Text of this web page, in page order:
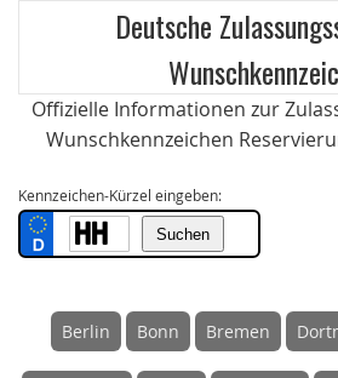
Deutsche
Offizielle Informationen zur
Wunschkennzeichen
Kennzeichen-Kürzel eingeben:
Berlin Bonn Bremen